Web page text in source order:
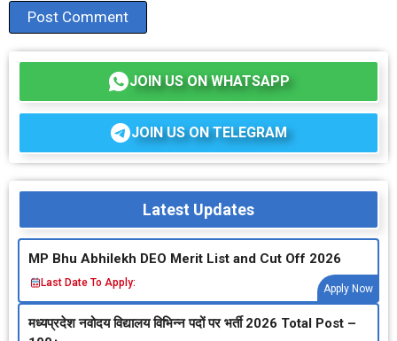
JOIN US ON WHATSAPP
JOIN US ON TELEGRAM
Latest Updates
MP Bhu Abhilekh DEO Merit List and Cut Off 2026
Last Date To Apply:
Apply Now
मध्‍यप्रदेश नवोदय विद्यालय विभिन्‍न पदों पर भर्ती 2026 Total Post –